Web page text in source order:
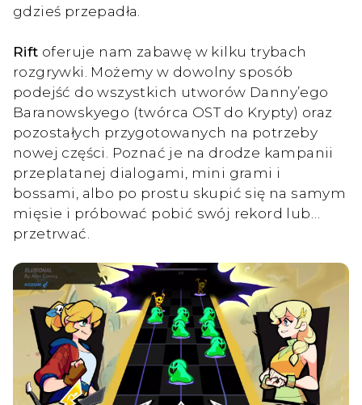
gdzieś przepadła.
Rift oferuje nam zabawę w kilku trybach
rozgrywki. Możemy w dowolny sposób
podejść do wszystkich utworów Danny’ego
Baranowskyego (twórca OST do Krypty) oraz
pozostałych przygotowanych na potrzeby
nowej części. Poznać je na drodze kampanii
przeplatanej dialogami, mini grami i
bossami, albo po prostu skupić się na samym
mięsie i próbować pobić swój rekord lub…
przetrwać.